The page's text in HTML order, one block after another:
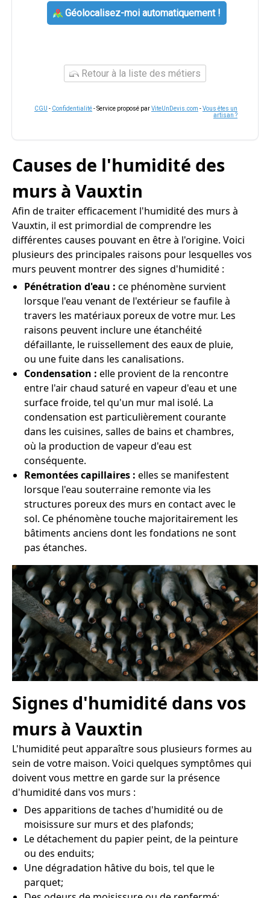
Géolocalisez-moi automatiquement !
Retour à la liste des métiers
CGU - Confidentialité- Service proposé parViteUnDevis.com -Vous êtes un
artisan ?
Causes de l'humidité des
murs à Vauxtin
Afin de traiter efficacement l'humidité des murs à
Vauxtin, il est primordial de comprendre les
différentes causes pouvant en être à l'origine. Voici
plusieurs des principales raisons pour lesquelles vos
murs peuvent montrer des signes d'humidité :
Pénétration d'eau : ce phénomène survient
lorsque l'eau venant de l'extérieur se faufile à
travers les matériaux poreux de votre mur. Les
raisons peuvent inclure une étanchéité
défaillante, le ruissellement des eaux de pluie,
ou une fuite dans les canalisations.
Condensation : elle provient de la rencontre
entre l'air chaud saturé en vapeur d'eau et une
surface froide, tel qu'un mur mal isolé. La
condensation est particulièrement courante
dans les cuisines, salles de bains et chambres,
où la production de vapeur d'eau est
conséquente.
Remontées capillaires : elles se manifestent
lorsque l'eau souterraine remonte via les
structures poreux des murs en contact avec le
sol. Ce phénomène touche majoritairement les
bâtiments anciens dont les fondations ne sont
pas étanches.
Signes d'humidité dans vos
murs à Vauxtin
L'humidité peut apparaître sous plusieurs formes au
sein de votre maison. Voici quelques symptômes qui
doivent vous mettre en garde sur la présence
d'humidité dans vos murs :
Des apparitions de taches d'humidité ou de
moisissure sur murs et des plafonds;
Le détachement du papier peint, de la peinture
ou des enduits;
Une dégradation hâtive du bois, tel que le
parquet;